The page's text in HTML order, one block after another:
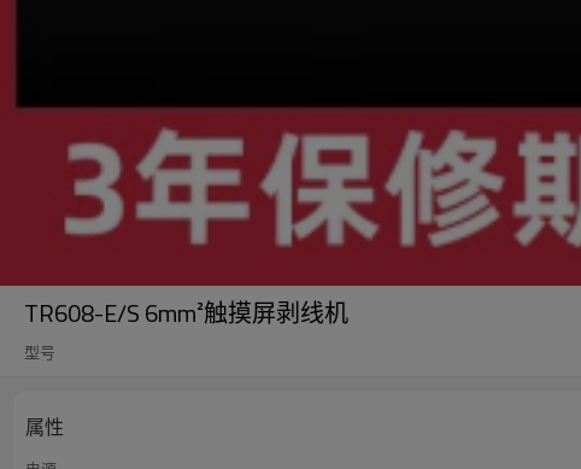
TR608-E/S 6mm²触摸屏剥线机
型号
属性